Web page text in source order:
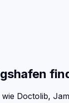
Doctolib,